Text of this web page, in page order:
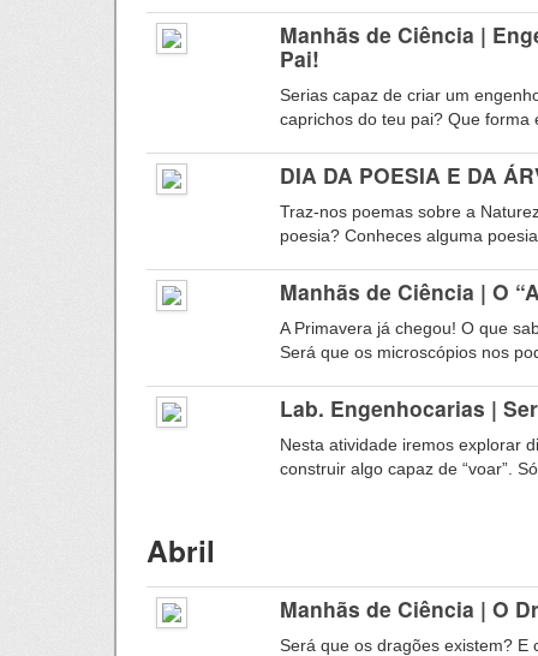
Manhãs de Ciência |
Pai!
Serias capaz de criar um
caprichos do teu pai? Que forma
DIA DA POESIA E DA
Traz-nos poemas sobre a
poesia? Conheces alguma
Manhãs de Ciência | O
A Primavera já chegou! O que
Será que os microscópios nos
Lab. Engenhocarias |
Nesta atividade iremos explorar
construir algo capaz de “voar”.
Abril
Manhãs de Ciência | O
Será que os dragões existem? E